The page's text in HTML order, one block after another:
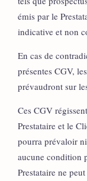
émis par le
indicative et non
En cas de
présentes CGV,
prévaudront sur
Ces CGV
Prestataire et le
pourra prévaloir
aucune condition
Prestataire ne